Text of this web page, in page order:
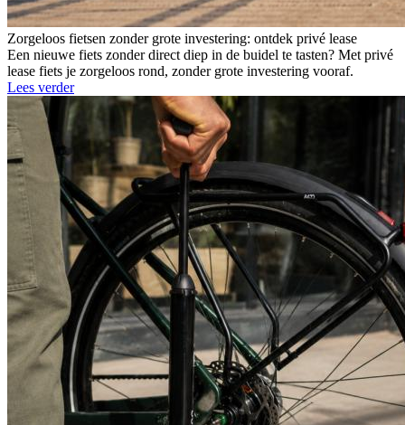
Zorgeloos fietsen zonder grote investering: ontdek privé lease
Een nieuwe fiets zonder direct diep in de buidel te tasten? Met privé
lease fiets je zorgeloos rond, zonder grote investering vooraf.
Lees verder